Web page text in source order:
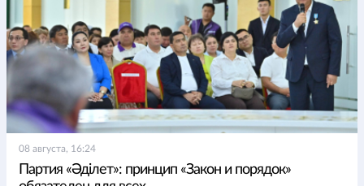
08 августа, 16:24
Партия «Әділет»: принцип «Закон и порядок»